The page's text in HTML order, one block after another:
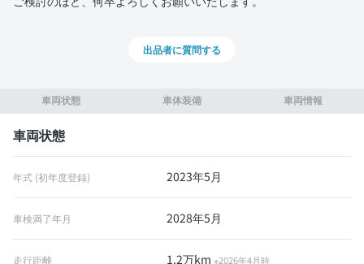
車両状態 車体装備 車両情報
車両状態
年式 (初年度登録) 2023年5月
車検満了年月 2028年5月
走行距離 1.2万km※2026年4月時
出品者に質問する